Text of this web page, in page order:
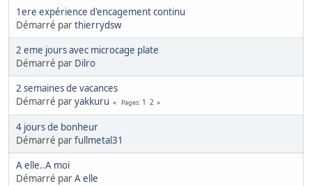
1ere expérience d'encagement continu
Démarré parthierrydsw
2 eme jours avec microcage plate
Démarré par Dilro
2 semaines de vacances
Démarré paryakkuru Pages 1 2
4 jours de bonheur
Démarré parfullmetal31
A elle..A moi
Démarré parA elle